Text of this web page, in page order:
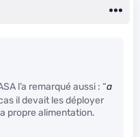
l’a remarqué aussi : “a
il devait les déployer
propre alimentation.